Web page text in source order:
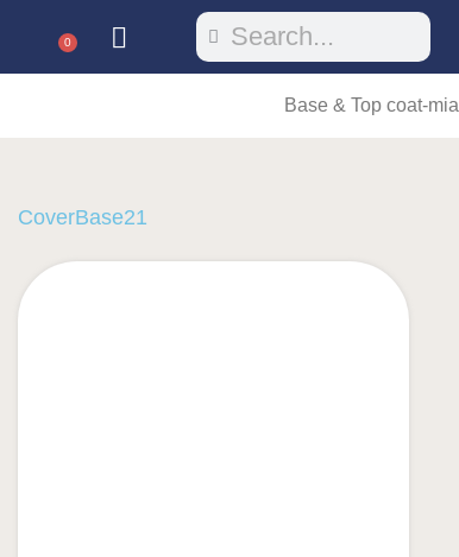
0
Base & Top coat-mia
CoverBase21